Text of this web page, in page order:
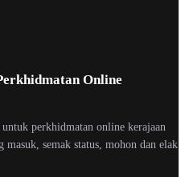
Online
perkhidmatan online kerajaan
semak status, mohon dan elak